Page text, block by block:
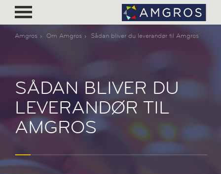
Amgros Om Amgros Sådan bliver du leverandør til Amgros
SÅDAN BLIVER DU
LEVERANDØR TIL
AMGROS